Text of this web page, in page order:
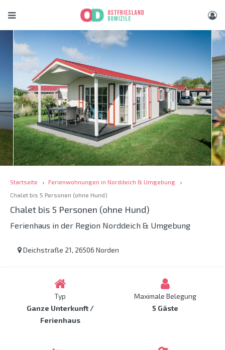
Startseite
Ferienwohnungen in Norddeich & Umgebung
Chalet bis 5 Personen (ohne Hund)
Chalet bis 5 Personen (ohne Hund)
Ferienhaus in der Region Norddeich & Umgebung
Deichstraße 21, 26506 Norden
Typ
Ganze Unterkunft /
Ferienhaus
Maximale Belegung
5 Gäste